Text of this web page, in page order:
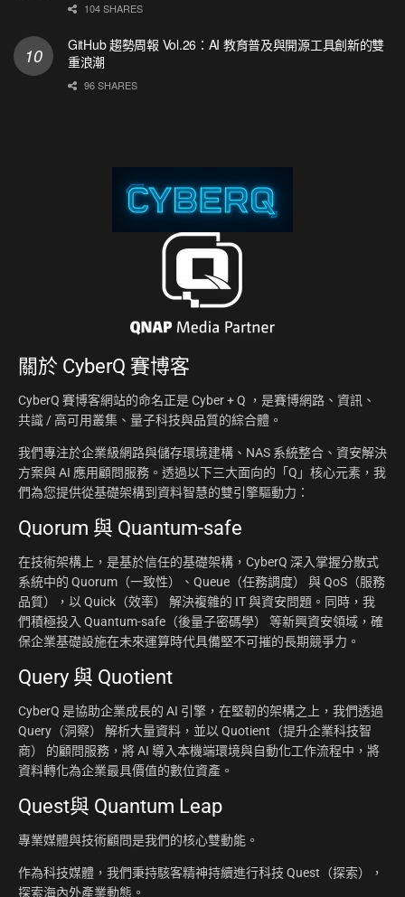
104 SHARES
GitHub 趨勢周報 Vol.26：AI 教育普及與開源工具創新的雙
重浪潮
96 SHARES
關於 CyberQ 賽博客
CyberQ 賽博客網站的命名正是 Cyber + Q ，是賽博網路、資訊、
共識 / 高可用叢集、量子科技與品質的綜合體。
我們專注於企業級網路與儲存環境建構、NAS 系統整合、資安解決
方案與 AI 應用顧問服務。透過以下三大面向的「Q」核心元素，我
們為您提供從基礎架構到資料智慧的雙引擎驅動力：
Quorum 與 Quantum-safe
在技術架構上，是基於信任的基礎架構，CyberQ 深入掌握分散式
系統中的 Quorum（一致性）、Queue（任務調度） 與 QoS（服務
品質），以 Quick（效率） 解決複雜的 IT 與資安問題。同時，我
們積極投入 Quantum-safe（後量子密碼學） 等新興資安領域，確
保企業基礎設施在未來運算時代具備堅不可摧的長期競爭力。
Query 與 Quotient
CyberQ 是協助企業成長的 AI 引擎，在堅韌的架構之上，我們透過
Query（洞察） 解析大量資料，並以 Quotient（提升企業科技智
商） 的顧問服務，將 AI 導入本機端環境與自動化工作流程中，將
資料轉化為企業最具價值的數位資產。
Quest與 Quantum Leap
專業媒體與技術顧問是我們的核心雙動能。
作為科技媒體，我們秉持駭客精神持續進行科技 Quest（探索），
探索海內外產業動態。